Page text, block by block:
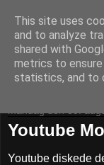
Daniel
Pivotpoint.dk - It's
Youtube
Youtube diskede
This site uses
and to analyze
shared with
metrics to
statistics, and to